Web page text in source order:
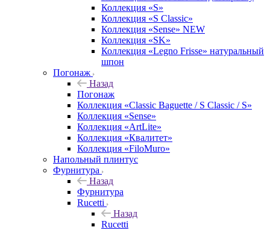
Коллекция «S»
Коллекция «S Classic»
Коллекция «Sense» NEW
Коллекция «SK»
Коллекция «Legno Frisse» натуральный
шпон
Погонаж
Назад
Погонаж
Коллекция «Classic Baguette / S Classic / S»
Коллекция «Sense»
Коллекция «ArtLite»
Коллекция «Квалитет»
Коллекция «FiloMuro»
Напольный плинтус
Фурнитура
Назад
Фурнитура
Rucetti
Назад
Rucetti